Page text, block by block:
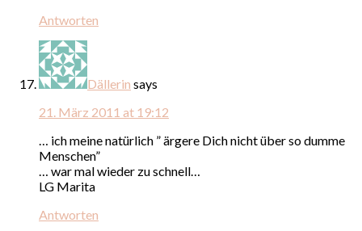
Antworten
Dällerin says
21. März 2011 at 19:12
… ich meine natürlich ” ärgere Dich nicht über so dumme
Menschen”
… war mal wieder zu schnell…
LG Marita
Antworten